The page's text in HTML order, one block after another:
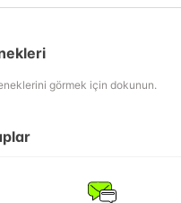
görmek için dokunun.